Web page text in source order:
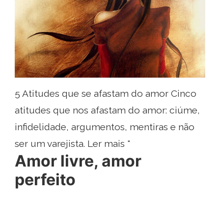
5 Atitudes que se afastam do amor Cinco
atitudes que nos afastam do amor: ciúme,
infidelidade, argumentos, mentiras e não
ser um varejista. Ler mais "
Amor livre, amor
perfeito